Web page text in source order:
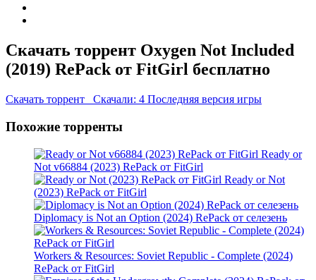
Скачать торрент Oxygen Not Included
(2019) RePack от FitGirl бесплатно
Скачать торрент Скачали: 4 Последняя версия игры
Похожие торренты
Ready or
Not v66884 (2023) RePack от FitGirl
Ready or Not
(2023) RePack от FitGirl
Diplomacy is Not an Option (2024) RePack от селезень
Workers & Resources: Soviet Republic - Complete (2024)
RePack от FitGirl